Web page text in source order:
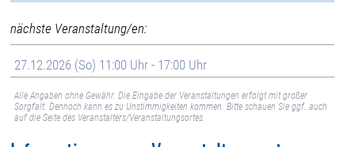
nächste Veranstaltung/en:
27.12.2026 (So) 11:00 Uhr - 17:00 Uhr
Alle Angaben ohne Gewähr. Die Eingabe der Veranstaltungen erfolgt mit großer
Sorgfalt. Dennoch kann es zu Unstimmigkeiten kommen. Bitte schauen Sie ggf. auch
auf die Seite des Veranstalters/Veranstaltungsortes.